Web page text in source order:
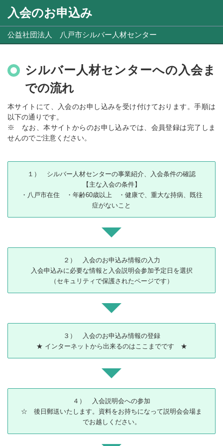
入会のお申込み
公益社団法人 八戸市シルバー人材センター
シルバー人材センターへの入会ま
での流れ
本サイトにて、入会のお申し込みを受け付けております。手順は
以下の通りです。
※ なお、本サイトからのお申し込みでは、会員登録は完了しま
せんのでご注意ください。
１） シルバー人材センターの事業紹介、入会条件の確認
【主な入会の条件】
・八戸市在住 ・年齢60歳以上 ・健康で、重大な持病、既往
症がないこと
２） 入会のお申込み情報の入力
入会申込みに必要な情報と入会説明会参加予定日を選択
（セキュリティで保護されたページです）
３） 入会のお申込み情報の登録
★ インターネットから出来るのはここまでです ★
４） 入会説明会への参加
☆ 後日郵送いたします。資料をお持ちになって説明会会場ま
でお越しください。